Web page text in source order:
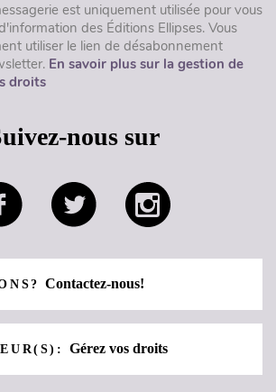
est uniquement utilisée pour vous
des Éditions Ellipses. Vous
utiliser le lien de désabonnement
En savoir plus sur la gestion de
droits
nous sur
Contactez-nous!
Gérez vos droits